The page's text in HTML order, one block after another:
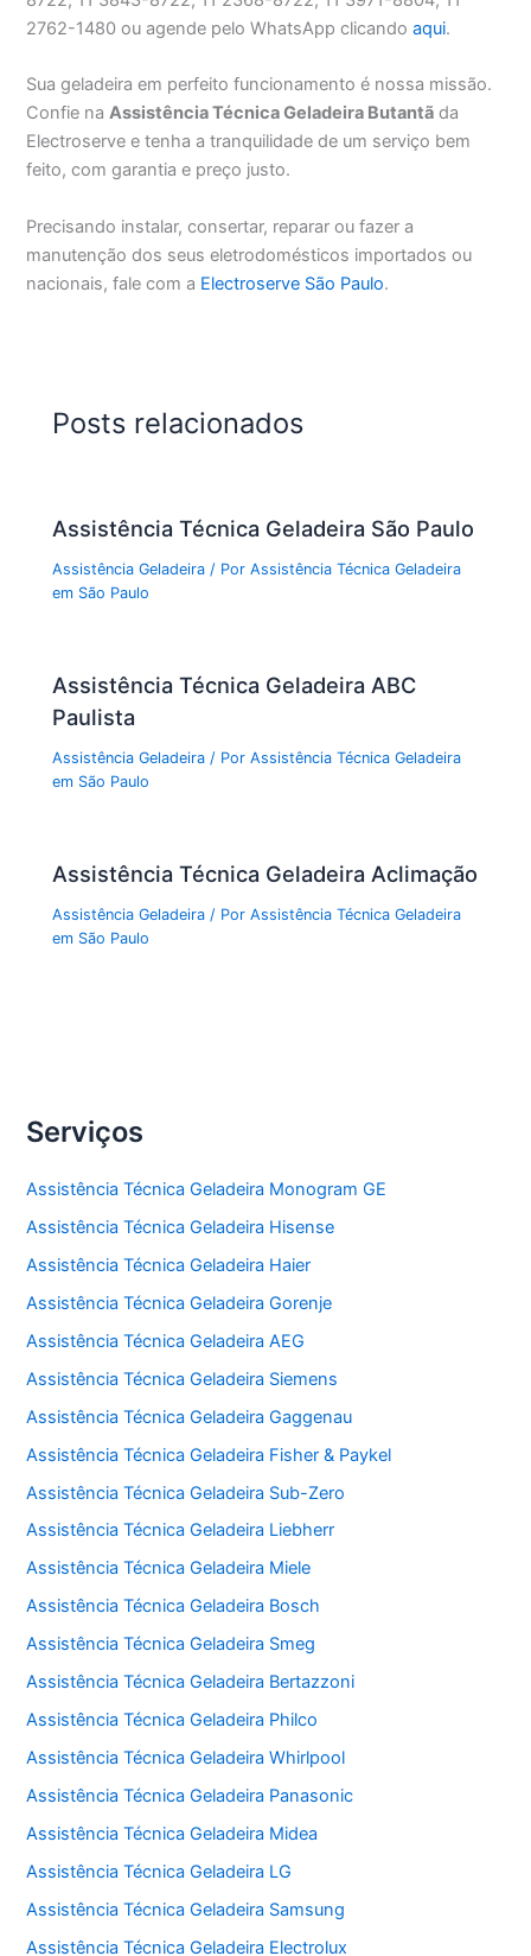
2762-1480 ou agende pelo WhatsApp clicandoaqui.
Sua geladeira em perfeito funcionamento é nossa missão.
Confie naAssistência Técnica Geladeira Butantã da
Electroserve e tenha a tranquilidade de um serviço bem
feito, com garantia e preço justo.
Precisando instalar, consertar, reparar ou fazer a
manutenção dos seus eletrodomésticos importados ou
nacionais, fale com a Electroserve São Paulo.
Posts relacionados
Assistência Técnica Geladeira São Paulo
Assistência Geladeira / PorAssistência Técnica Geladeira
em São Paulo
Assistência Técnica Geladeira ABC
Paulista
Assistência Geladeira / PorAssistência Técnica Geladeira
em São Paulo
Assistência Técnica Geladeira Aclimação
Assistência Geladeira / PorAssistência Técnica Geladeira
em São Paulo
Serviços
Assistência Técnica Geladeira Monogram GE
Assistência Técnica Geladeira Hisense
Assistência Técnica Geladeira Haier
Assistência Técnica Geladeira Gorenje
Assistência Técnica Geladeira AEG
Assistência Técnica Geladeira Siemens
Assistência Técnica Geladeira Gaggenau
Assistência Técnica Geladeira Fisher & Paykel
Assistência Técnica Geladeira Sub-Zero
Assistência Técnica Geladeira Liebherr
Assistência Técnica Geladeira Miele
Assistência Técnica Geladeira Bosch
Assistência Técnica Geladeira Smeg
Assistência Técnica Geladeira Bertazzoni
Assistência Técnica Geladeira Philco
Assistência Técnica Geladeira Whirlpool
Assistência Técnica Geladeira Panasonic
Assistência Técnica Geladeira Midea
Assistência Técnica Geladeira LG
Assistência Técnica Geladeira Samsung
Assistência Técnica Geladeira Electrolux